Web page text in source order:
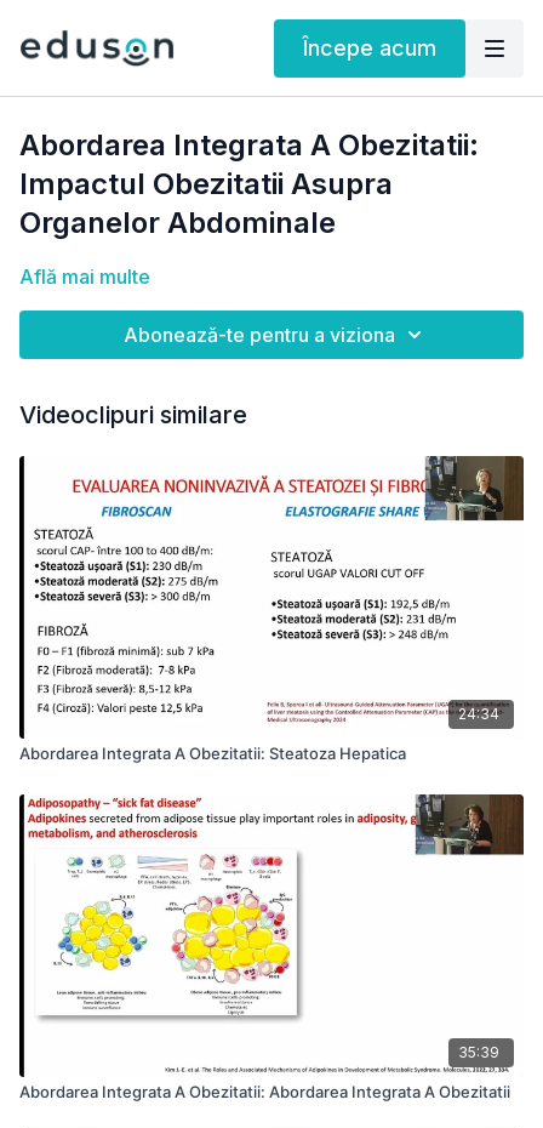
Începe acum
Abordarea Integrata A Obezitatii:
Impactul Obezitatii Asupra
Organelor Abdominale
Află mai multe
Abonează-te pentru a viziona
Videoclipuri similare
24:34
Abordarea Integrata A Obezitatii: Steatoza Hepatica
35:39
Abordarea Integrata A Obezitatii: Abordarea Integrata A Obezitatii